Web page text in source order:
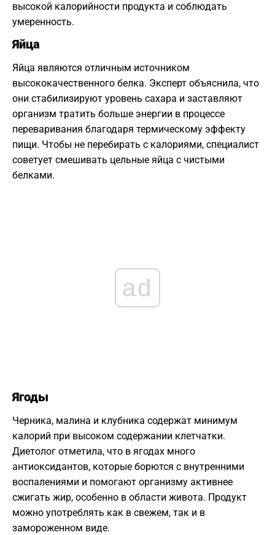
высокой калорийности продукта и соблюдать
умеренность.
Яйца
Яйца являются отличным источником
высококачественного белка. Эксперт объяснила, что
они стабилизируют уровень сахара и заставляют
организм тратить больше энергии в процессе
переваривания благодаря термическому эффекту
пищи. Чтобы не перебирать с калориями, специалист
советует смешивать цельные яйца с чистыми
белками.
ad
Ягоды
Черника, малина и клубника содержат минимум
калорий при высоком содержании клетчатки.
Диетолог отметила, что в ягодах много
антиоксидантов, которые борются с внутренними
воспалениями и помогают организму активнее
сжигать жир, особенно в области живота. Продукт
можно употреблять как в свежем, так и в
замороженном виде.